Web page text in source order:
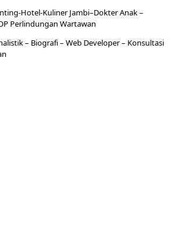
Hotel-KulinerJambi–DokterAnak –
Perlindungan Wartawan
– Biografi– Web Developer– Konsultasi